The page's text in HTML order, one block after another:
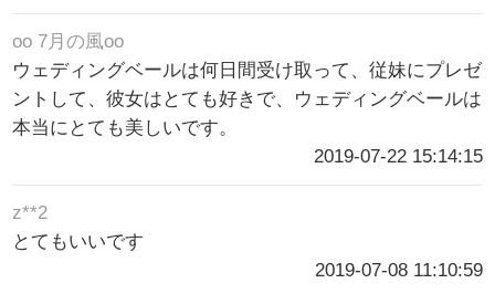
oo 7月の風oo
ウェディングベールは何日間受け取って、従妹にプレゼ
ントして、彼女はとても好きで、ウェディングベールは
本当にとても美しいです。
2019-07-22 15:14:15
z**2
とてもいいです
2019-07-08 11:10:59